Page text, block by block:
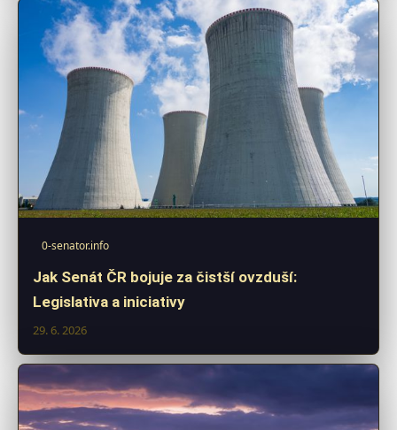
0-senator.info
Jak Senát ČR bojuje za čistší ovzduší:
Legislativa a iniciativy
29. 6. 2026